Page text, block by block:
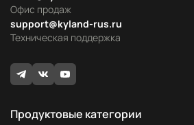
Офис продаж
Техническая поддержка
support@kyland-rus.ru
Продуктовые категории